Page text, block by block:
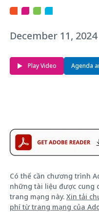
December 11, 2024
Play Video Agenda
Có thể cần chương trình
những tài liệu được cung
trang mạng này. Xin tải
phí từ trang mạng của